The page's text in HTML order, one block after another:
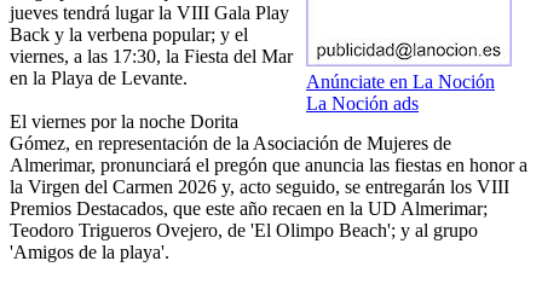
Anúnciate en La Noción
La Noción ads
jueves tendrá lugar la VIII Gala Play
Back y la verbena popular; y el
viernes, a las 17:30, la Fiesta del Mar
en la Playa de Levante.
El viernes por la noche Dorita
Gómez, en representación de la Asociación de Mujeres de
Almerimar, pronunciará el pregón que anuncia las fiestas en honor a
la Virgen del Carmen 2026 y, acto seguido, se entregarán los VIII
Premios Destacados, que este año recaen en la UD Almerimar;
Teodoro Trigueros Ovejero, de 'El Olimpo Beach'; y al grupo
'Amigos de la playa'.